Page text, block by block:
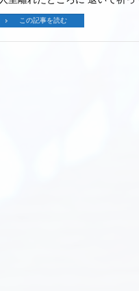
この記事を読む